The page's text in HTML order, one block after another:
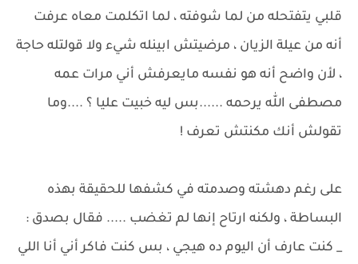
قلبي يتفتحله من لما شوفته ، لما اتكلمت معاه عرفت
أنه من عيلة الزيان ، مرضيتش ابينله شيء ولا قولتله حاجة
، لأن واضح أنه هو نفسه مايعرفش أني مرات عمه
مصطفى الله يرحمه ......بس ليه خبيت عليا ؟ ....وما
تقولش أنك مكنتش تعرف !
على رغم دهشته وصدمته في كشفها للحقيقة بهذه
البساطة ، ولكنه ارتاح إنها لم تغضب ..... فقال بصدق :
_ كنت عارف أن اليوم ده هيجي ، بس كنت فاكر أني أنا اللي